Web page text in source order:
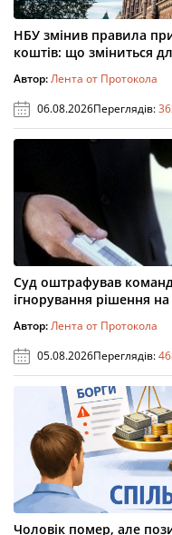
НБУ змінив правила
коштів: що зміниться
Автор:Лента от Протокола
06.08.2026Переглядів:
Суд оштрафував
ігнорування рішення
Автор:Лента от Протокола
05.08.2026Переглядів:
Чоловік помер, але